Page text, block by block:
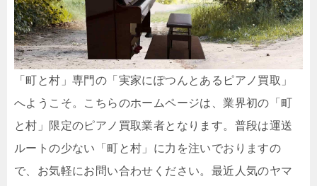
「町と村」専門の「実家にぽつんとあるピアノ買取」
へようこそ。こちらのホームページは、業界初の「町
と村」限定のピアノ買取業者となります。普段は運送
ルートの少ない「町と村」に力を注いでおりますの
で、お気軽にお問い合わせください。最近人気のヤマ